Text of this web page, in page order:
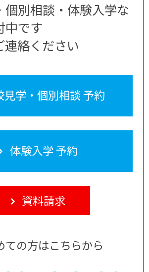
個別相談・体験入学な
中です
連絡ください
見学・個別相談 予約
体験入学 予約
資料請求
ての方はこちらから